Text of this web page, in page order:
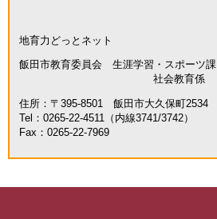
地育力どっとネット
飯田市教育委員会 生涯学習・スポーツ課
社会教育係
住所：〒395-8501 飯田市大久保町2534
Tel：0265-22-4511（内線3741/3742）
Fax：0265-22-7969